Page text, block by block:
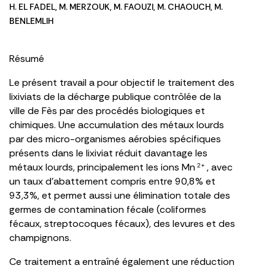
H. EL FADEL, M. MERZOUK, M. FAOUZI, M. CHAOUCH, M.
BENLEMLIH
Résumé
Le présent travail a pour objectif le traitement des
lixiviats de la décharge publique contrôlée de la
ville de Fès par des procédés biologiques et
chimiques. Une accumulation des métaux lourds
par des micro-organismes aérobies spécifiques
présents dans le lixiviat réduit davantage les
métaux lourds, principalement les ions Mn 2+ , avec
un taux d’abattement compris entre 90,8% et
93,3%, et permet aussi une élimination totale des
germes de contamination fécale (coliformes
fécaux, streptocoques fécaux), des levures et des
champignons.
Ce traitement a entraîné également une réduction